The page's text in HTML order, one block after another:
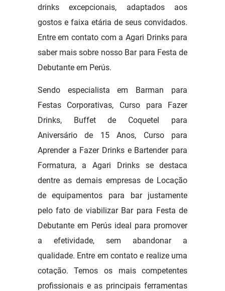
drinks excepcionais, adaptados aos
gostos e faixa etária de seus convidados.
Entre em contato com a Agari Drinks para
saber mais sobre nosso Bar para Festa de
Debutante em Perús.
Sendo especialista em Barman para
Festas Corporativas, Curso para Fazer
Drinks, Buffet de Coquetel para
Aniversário de 15 Anos, Curso para
Aprender a Fazer Drinks e Bartender para
Formatura, a Agari Drinks se destaca
dentre as demais empresas de Locação
de equipamentos para bar justamente
pelo fato de viabilizar Bar para Festa de
Debutante em Perús ideal para promover
a efetividade, sem abandonar a
qualidade. Entre em contato e realize uma
cotação. Temos os mais competentes
profissionais e as principais ferramentas